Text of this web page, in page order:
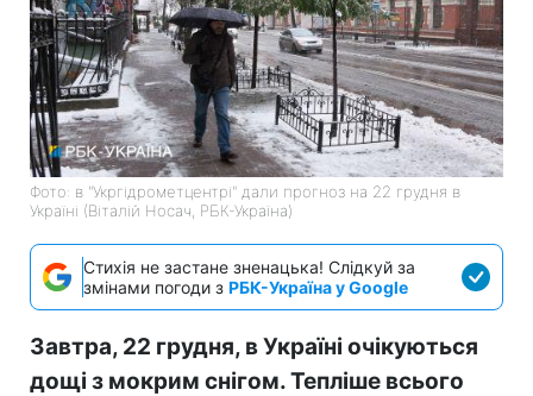
Фото: в "Укргідрометцентрі" дали прогноз на 22 грудня в
Україні (Віталій Носач, РБК-Україна)
Стихія не застане зненацька! Слідкуй за
змінами погоди з РБК-Україна у Google
Завтра, 22 грудня, в Україні очікуються
дощі з мокрим снігом. Тепліше всього